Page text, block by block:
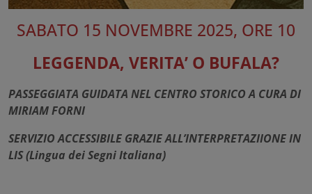
SABATO 15 NOVEMBRE 2025, ORE 10
LEGGENDA, VERITA’ O BUFALA?
PASSEGGIATA GUIDATA NEL CENTRO STORICO A CURA DI
MIRIAM FORNI
SERVIZIO ACCESSIBILE GRAZIE ALL’INTERPRETAZIIONE IN
LIS (Lingua dei Segni Italiana)